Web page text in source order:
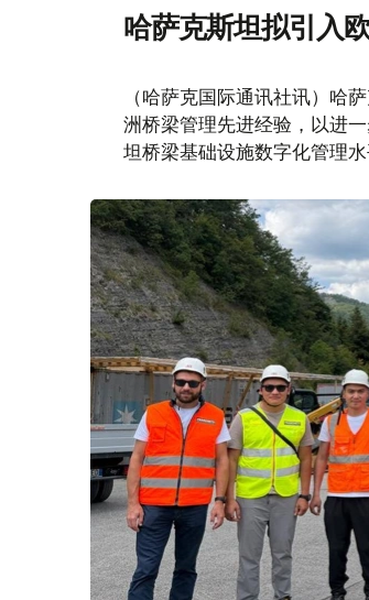
哈萨克斯坦拟引入
（哈萨克国际通讯社讯）哈
洲桥梁管理先进经验，以进
坦桥梁基础设施数字化管理水